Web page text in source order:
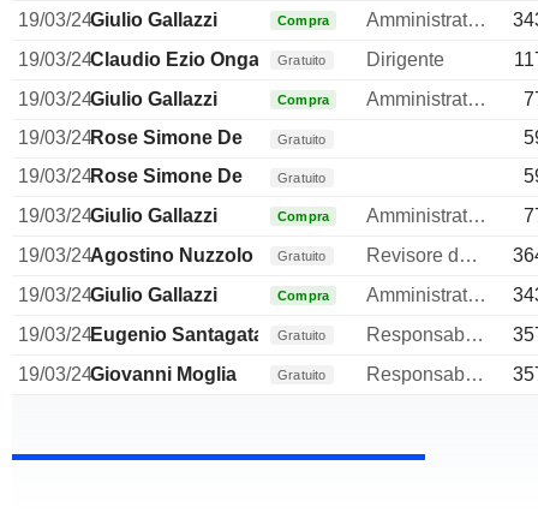
19/03/24Giulio Gallazzi Compra Amministratore
19/03/24Claudio Ezio OngaroGratuito Dirigente
19/03/24Giulio Gallazzi Compra Amministratore
19/03/24Rose Simone De Gratuito
19/03/24Rose Simone De Gratuito
19/03/24Giulio Gallazzi Compra Amministratore
19/03/24Agostino Nuzzolo Gratuito Revisore dei conti / collegio sindacale
19/03/24Giulio Gallazzi Compra Amministratore
19/03/24Eugenio Santagata Gratuito Responsabile della comunicazione
19/03/24Giovanni Moglia Gratuito Responsabile affari legali